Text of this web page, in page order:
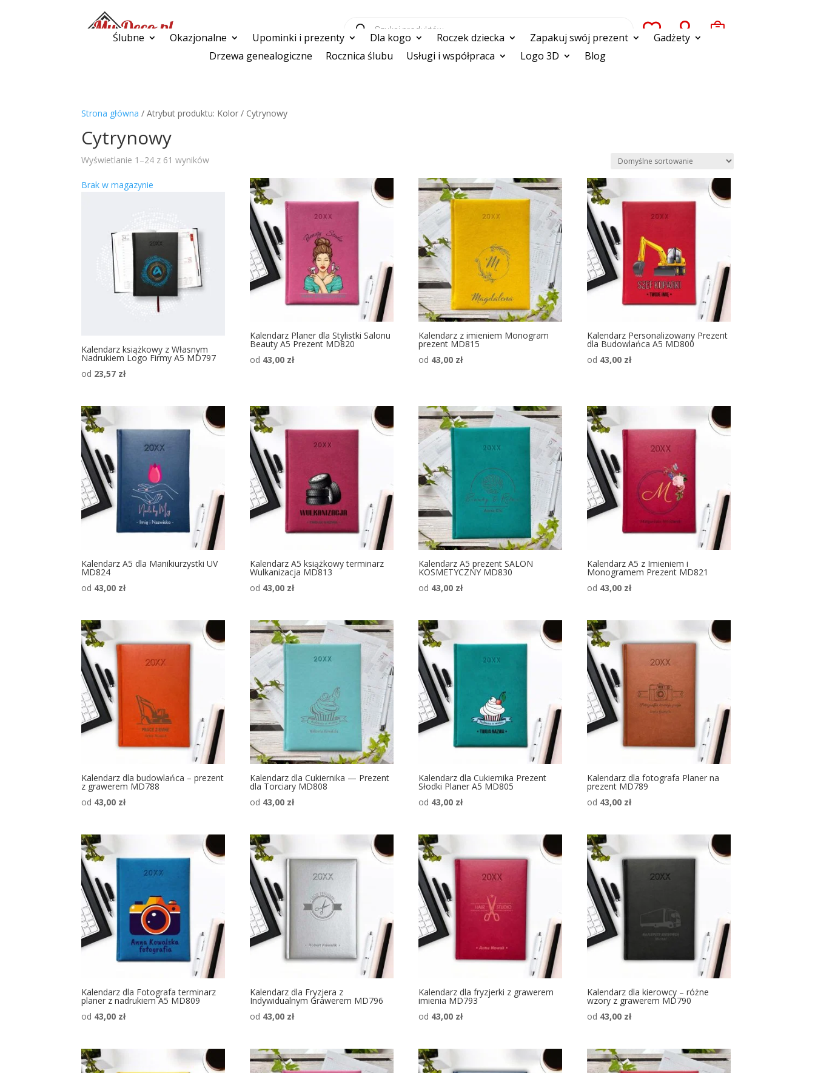
produktów   
Ślubne Okazjonalne Upominki i prezenty Dla kogo Roczek dziecka Zapakuj swój prezent
Gadżety
Drzewa genealogiczne
Rocznica ślubu Usługi i współpraca Logo 3D Blog
Strona główna / Atrybut produktu: Kolor / Cytrynowy
Cytrynowy
Wyświetlanie 1–24 z 61 wyników
Brak w magazynie
Kalendarz książkowy z Własnym
Nadrukiem Logo Firmy A5 MD797
od 23,57 zł
Kalendarz Planer dla Stylistki Salonu
Beauty A5 Prezent MD820
od 43,00 zł
Kalendarz z imieniem Monogram
prezent MD815
od 43,00 zł
Kalendarz Personalizowany Prezent
dla Budowlańca A5 MD800
od 43,00 zł
Kalendarz A5 dla Manikiurzystki UV
MD824
od 43,00 zł
Kalendarz A5 książkowy terminarz
Wulkanizacja MD813
od 43,00 zł
Kalendarz A5 prezent SALON
KOSMETYCZNY MD830
od 43,00 zł
Kalendarz A5 z Imieniem i
Monogramem Prezent MD821
od 43,00 zł
Kalendarz dla budowlańca – prezent
z grawerem MD788
od 43,00 zł
Kalendarz dla Cukiernika — Prezent
dla Torciary MD808
od 43,00 zł
Kalendarz dla Cukiernika Prezent
Słodki Planer A5 MD805
od 43,00 zł
Kalendarz dla fotografa Planer na
prezent MD789
od 43,00 zł
Kalendarz dla Fotografa terminarz
planer z nadrukiem A5 MD809
od 43,00 zł
Kalendarz dla Fryzjera z
Indywidualnym Grawerem MD796
od 43,00 zł
Kalendarz dla fryzjerki z grawerem
imienia MD793
od 43,00 zł
Kalendarz dla kierowcy – różne
wzory z grawerem MD790
od 43,00 zł